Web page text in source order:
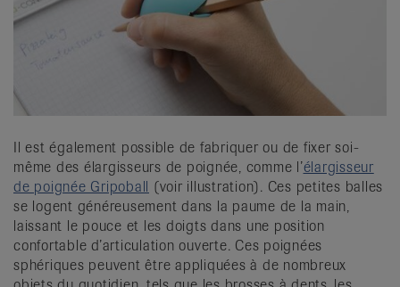
Il est également possible de fabriquer ou de fixer soi-
même des élargisseurs de poignée, comme l’élargisseur
de poignée Gripoball (voir illustration). Ces petites balles
se logent généreusement dans la paume de la main,
laissant le pouce et les doigts dans une position
confortable d’articulation ouverte. Ces poignées
sphériques peuvent être appliquées à de nombreux